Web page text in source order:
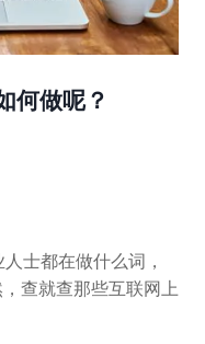
何做呢？
士都在做什么词，
查就查那些互联网上